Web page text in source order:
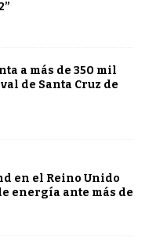
a más de 350 mil
de Santa Cruz de
en el Reino Unido
energía ante más de